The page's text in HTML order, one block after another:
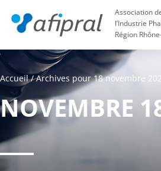
Association
l’Industrie
Région
Accueil/Archives pour 18 novembre
NOVEMBRE